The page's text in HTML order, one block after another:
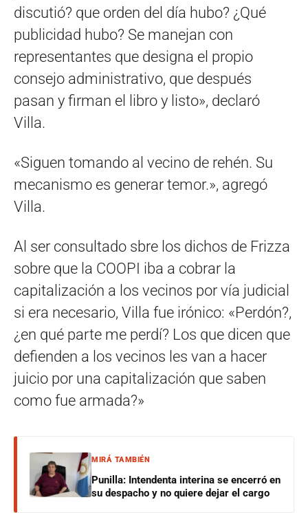
discutió? que orden del día hubo? ¿Qué
publicidad hubo? Se manejan con
representantes que designa el propio
consejo administrativo, que después
pasan y firman el libro y listo», declaró
Villa.
«Siguen tomando al vecino de rehén. Su
mecanismo es generar temor.», agregó
Villa.
Al ser consultado sbre los dichos de Frizza
sobre que la COOPI iba a cobrar la
capitalización a los vecinos por vía judicial
si era necesario, Villa fue irónico: «Perdón?,
¿en qué parte me perdí? Los que dicen que
defienden a los vecinos les van a hacer
juicio por una capitalización que saben
como fue armada?»
MIRÁ TAMBIÉN
Punilla: Intendenta interina se encerró en
su despacho y no quiere dejar el cargo